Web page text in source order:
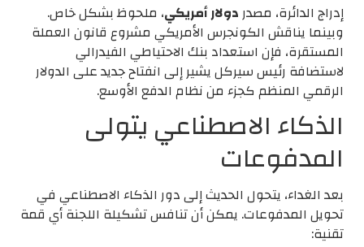
إدراج الدائرة، مصدردولار أمريكي، ملحوظ بشكل خاص.
وبينما يناقش الكونجرس الأمريكي مشروع قانون العملة
المستقرة، فإن استعداد بنك الاحتياطي الفيدرالي
لاستضافة رئيس سيركل يشير إلى انفتاح جديد على الدولار
الرقمي المنظم كجزء من نظام الدفع الأوسع.
الذكاء الاصطناعي يتولى
المدفوعات
بعد الغداء، يتحول الحديث إلىدور الذكاء الاصطناعي في
تحويل المدفوعات. يمكن أن تنافس تشكيلة اللجنة أي قمة
تقنية: